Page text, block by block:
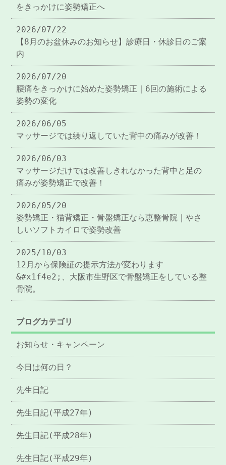
をきっかけに姿勢矯正へ
2026/07/22
【8月のお盆休みのお知らせ】診療日・休診日のご案
内
2026/07/20
腰痛をきっかけに始めた姿勢矯正｜6回の施術による
姿勢の変化
2026/06/05
マッサージでは繰り返していた背中の痛みが改善！
2026/06/03
マッサージだけでは改善しきれなかった背中と足の
痛みが姿勢矯正で改善！
2026/05/20
姿勢矯正・猫背矯正・骨盤矯正なら恵整骨院｜やさ
しいソフトカイロで姿勢改善
2025/10/03
12月から保険証の提示方法が変わります
&#x1f4e2;、大阪市生野区で骨盤矯正をしている整
骨院。
ブログカテゴリ
お知らせ・キャンペーン
今日は何の日？
先生日記
先生日記(平成27年)
先生日記(平成28年)
先生日記(平成29年)